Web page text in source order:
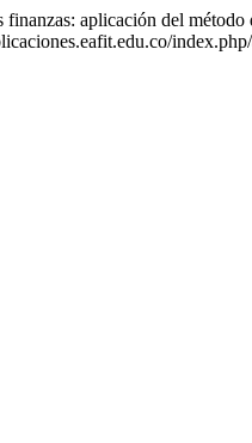
aplicación del método